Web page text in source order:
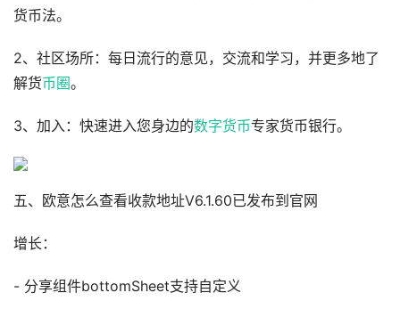
货币法。
2、社区场所：每日流行的意见，交流和学习，并更多地了
解货币圈。
3、加入：快速进入您身边的数字货币专家货币银行。
五、欧意怎么查看收款地址V6.1.60已发布到官网
增长：
- 分享组件bottomSheet支持自定义